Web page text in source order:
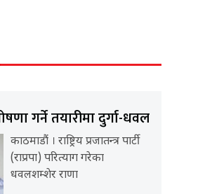
गर्ने तयारीमा दुर्गा-धवल
काठमाडौं । राष्ट्रिय प्रजातन्त्र पार्टी
(राप्रपा) परित्याग गरेका
धवलशम्शेर राणा